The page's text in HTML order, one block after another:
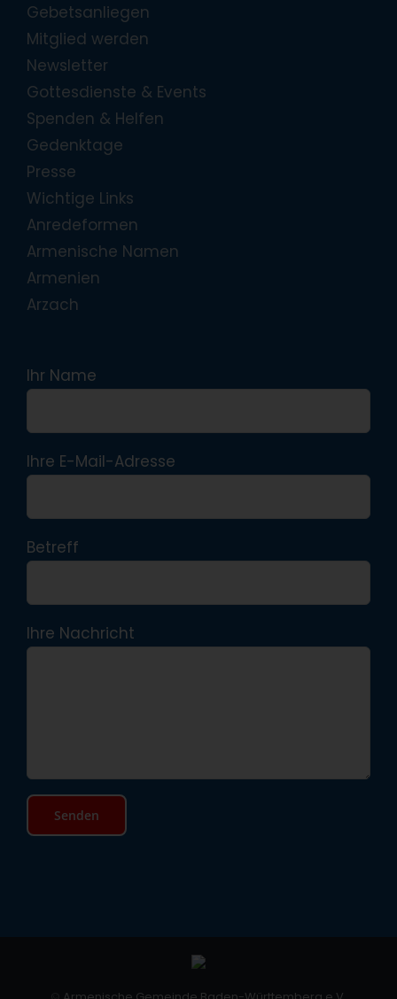
Gebetsanliegen
Mitglied werden
Newsletter
Gottesdienste & Events
Spenden & Helfen
Gedenktage
Presse
Wichtige Links
Anredeformen
Armenische Namen
Armenien
Arzach
Ihr Name
Ihre E-Mail-Adresse
Betreff
Ihre Nachricht